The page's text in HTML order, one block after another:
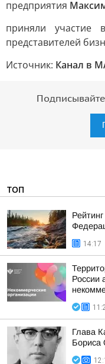
предприятия
приняли
представителей
Источник: Канал в
ТОП
14:17
России
Глава
Бориса